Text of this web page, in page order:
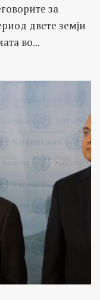
за
двете земји
во...